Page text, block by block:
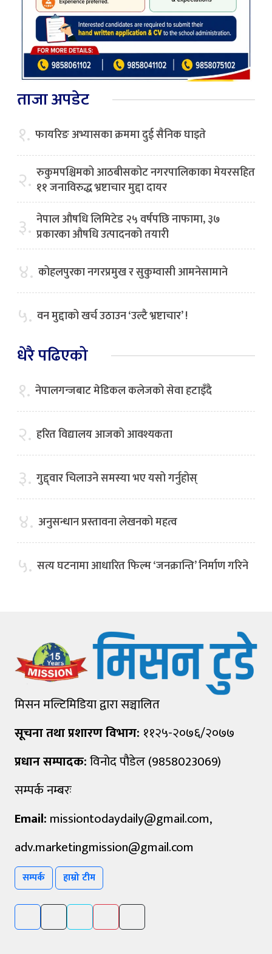
ताजा अपडेट
१. फायरिङ अभ्यासका क्रममा दुई सैनिक घाइते
२. रुकुमपश्चिमको आठबीसकोट नगरपालिकाका मेयरसहित
११ जनाविरुद्ध भ्रष्टाचार मुद्दा दायर
३. नेपाल औषधि लिमिटेड २५ वर्षपछि नाफामा, ३७
प्रकारका औषधि उत्पादनको तयारी
४. कोहलपुरका नगरप्रमुख र सुकुम्वासी आमनेसामाने
५. वन मुद्दाको खर्च उठाउन ‘उल्टै भ्रष्टाचार’ !
धेरै पढिएको
१. नेपालगन्जबाट मेडिकल कलेजको सेवा हटाइँदै
२. हरित विद्यालय आजको आवश्यकता
३. गुद्द्वार चिलाउने समस्या भए यसो गर्नुहोस्
४. अनुसन्धान प्रस्तावना लेखनको महत्व
५. सत्य घटनामा आधारित फिल्म ‘जनक्रान्ति’ निर्माण गरिने
मिसन मल्टिमिडिया द्वारा सञ्चालित
सूचना तथा प्रशारण विभाग: ११२५-२०७६/२०७७
प्रधान सम्पादक:विनोद पौडेल (9858023069)
सम्पर्क नम्बरः
Email: missiontodaydaily@gmail.com,
adv.marketingmission@gmail.com
सम्पर्क हाम्रो टीम